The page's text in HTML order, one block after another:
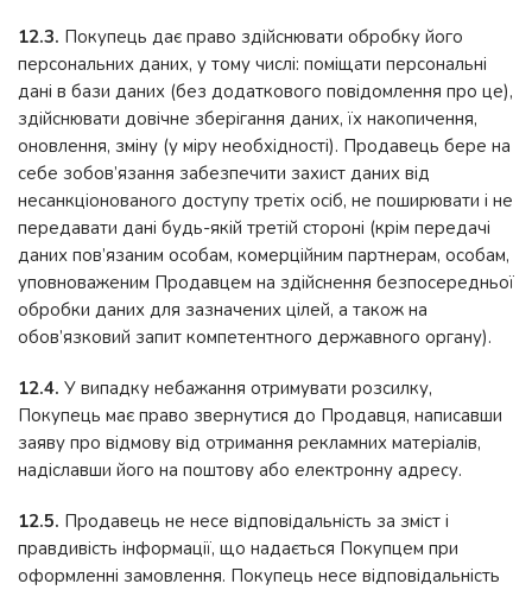
12.3. Покупець дає право здійснювати обробку його
персональних даних, у тому числі: поміщати персональні
дані в бази даних (без додаткового повідомлення про це),
здійснювати довічне зберігання даних, їх накопичення,
оновлення, зміну (у міру необхідності). Продавець бере на
себе зобов’язання забезпечити захист даних від
несанкціонованого доступу третіх осіб, не поширювати і не
передавати дані будь-якій третій стороні (крім передачі
даних пов’язаним особам, комерційним партнерам, особам,
уповноваженим Продавцем на здійснення безпосередньої
обробки даних для зазначених цілей, а також на
обов’язковий запит компетентного державного органу).
12.4. У випадку небажання отримувати розсилку,
Покупець має право звернутися до Продавця, написавши
заяву про відмову від отримання рекламних матеріалів,
надіславши його на поштову або електронну адресу.
12.5. Продавець не несе відповідальність за зміст і
правдивість інформації, що надається Покупцем при
оформленні замовлення. Покупець несе відповідальність